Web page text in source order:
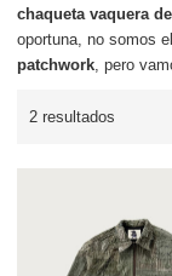
chaqueta vaquera
oportuna, no somos
patchwork, pero
2 resultados